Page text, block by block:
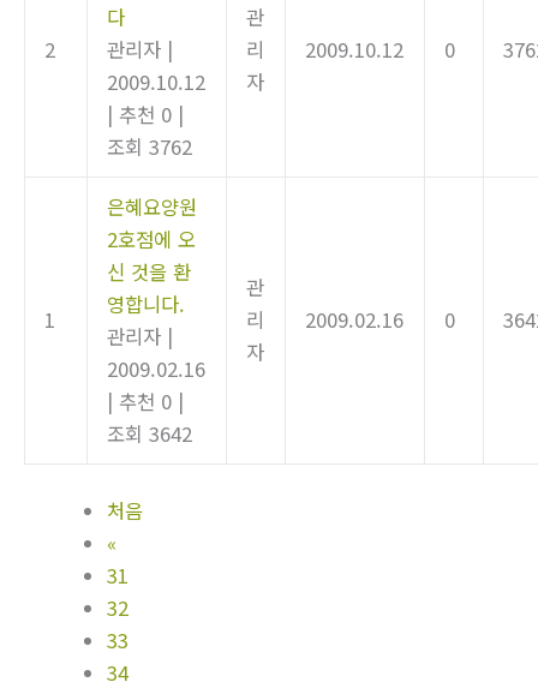
2
다
관리자 |
2009.10.12
| 추천 0 |
조회 3762
관
리
자
2009.10.12 0
1
은혜요양원
2호점에 오
신 것을 환
영합니다.
관리자 |
2009.02.16
| 추천 0 |
조회 3642
관
리
자
2009.02.16 0
처음
«
31
32
33
34